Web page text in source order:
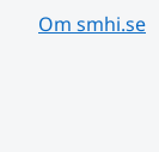
Om smhi.se